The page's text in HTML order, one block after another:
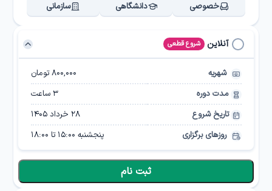
خصوصی
دانشگاهی سازمانی
آنلاین شروع قطعی
شهریه
۸۰۰,۰۰۰ تومان
مدت دوره
3 ساعت
تاریخ شروع
۲۸ خرداد ۱۴۰۵
روزهای برگزاری
پنجشنبه 15:00 تا 18:00
ثبت نام